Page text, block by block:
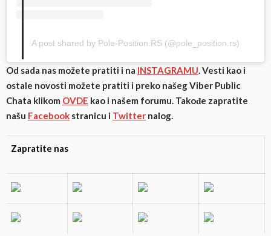
A post shared by Pole-Position.RS (@pole_position.rs)
Od sada nas možete pratiti i na INSTAGRAMU. Vesti kao i
ostale novosti možete pratiti i preko našeg Viber Public
Chata klikom OVDE kao i našem forumu. Takođe zapratite
našu Facebook stranicu i Twitter nalog.
Zapratite nas